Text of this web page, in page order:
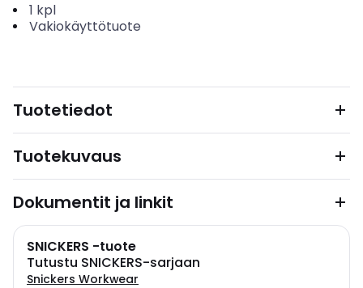
1 kpl
Vakiokäyttötuote
Tuotetiedot
Tuotekuvaus
Dokumentit ja linkit
SNICKERS -tuote
Tutustu SNICKERS-sarjaan
Snickers Workwear